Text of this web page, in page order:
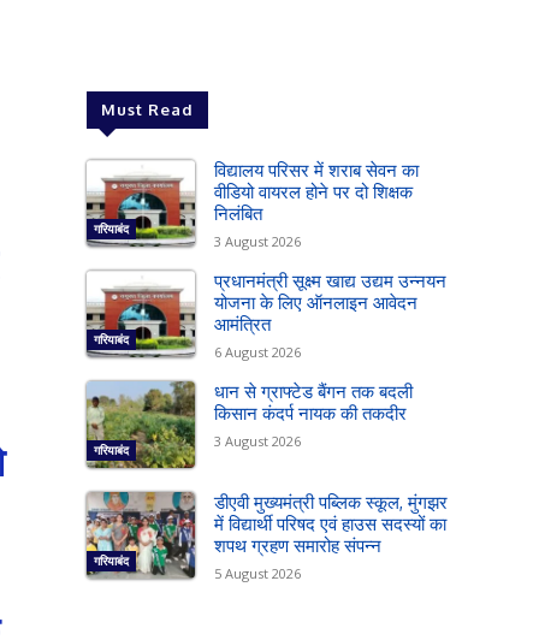
Must Read
गरियाबंद
विद्यालय परिसर में शराब सेवन का
वीडियो वायरल होने पर दो शिक्षक
निलंबित
3 August 2026
गरियाबंद
प्रधानमंत्री सूक्ष्म खाद्य उद्यम उन्नयन
योजना के लिए ऑनलाइन आवेदन
आमंत्रित
6 August 2026
गरियाबंद
धान से ग्राफ्टेड बैंगन तक बदली
किसान कंदर्प नायक की तकदीर
3 August 2026
गरियाबंद
डीएवी मुख्यमंत्री पब्लिक स्कूल, मुंगझर
में विद्यार्थी परिषद एवं हाउस सदस्यों का
शपथ ग्रहण समारोह संपन्न
5 August 2026